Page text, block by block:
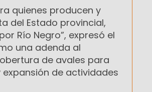
quienes producen y
del Estado provincial,
Río Negro”, expresó el
una adenda al
de avales para
de actividades